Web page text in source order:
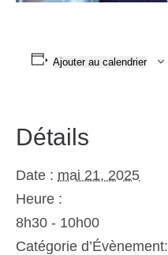
Ajouter au calendrier
Détails
Date : mai 21, 2025
Heure :
8h30 - 10h00
Catégorie d’Évènement: